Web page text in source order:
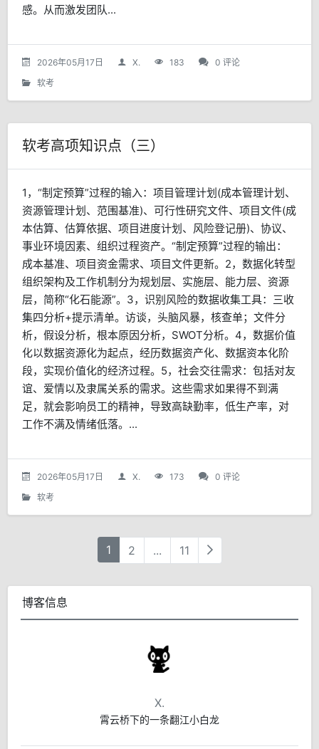
感。从而激发团队...
2026年05月17日 X. 183
0 评论
软考
软考高项知识点（三）
1，“制定预算”过程的输入：项目管理计划(成本管理计划、
资源管理计划、范围基准)、可行性研究文件、项目文件(成
本估算、估算依据、项目进度计划、风险登记册)、协议、
事业环境因素、组织过程资产。“制定预算”过程的输出：
成本基准、项目资金需求、项目文件更新。2，数据化转型
组织架构及工作机制分为规划层、实施层、能力层、资源
层，简称“化石能源”。3，识别风险的数据收集工具：三收
集四分析+提示清单。访谈，头脑风暴，核查单；文件分
析，假设分析，根本原因分析，SWOT分析。4，数据价值
化以数据资源化为起点，经历数据资产化、数据资本化阶
段，实现价值化的经济过程。5，社会交往需求：包括对友
谊、爱情以及隶属关系的需求。这些需求如果得不到满
足，就会影响员工的精神，导致高缺勤率，低生产率，对
工作不满及情绪低落。...
2026年05月17日 X. 173
0 评论
软考
1 2 ... 11
博客信息
X.
霄云桥下的一条翻江小白龙